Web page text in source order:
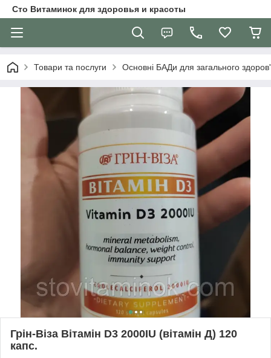
Сто Витаминок для здоровья и красоты
Товари та послуги Основні БАДи для загального
Грін-Віза Вітамін D3 2000IU (вітамін Д) 120
капс.